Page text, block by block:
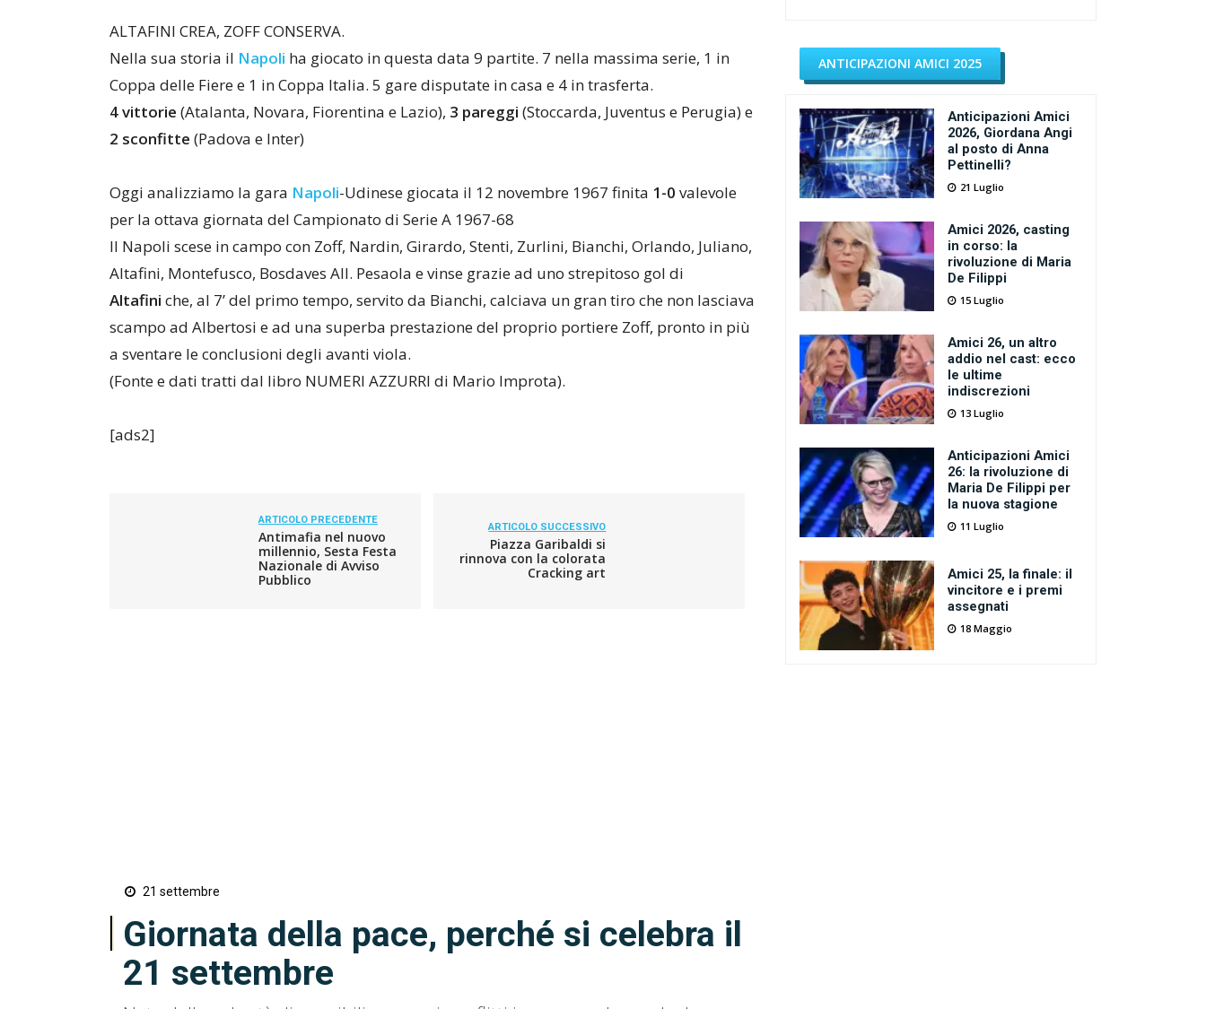
ALTAFINI CREA, ZOFF CONSERVA.
Nella sua storia il Napoli ha giocato in questa data 9 partite. 7 nella massima serie, 1 in
Coppa delle Fiere e 1 in Coppa Italia. 5 gare disputate in casa e 4 in trasferta.
4 vittorie (Atalanta, Novara, Fiorentina e Lazio), 3 pareggi (Stoccarda, Juventus e Perugia) e
2 sconfitte (Padova e Inter)
Oggi analizziamo la gara Napoli-Udinese giocata il 12 novembre 1967 finita 1-0 valevole
per la ottava giornata del Campionato di Serie A 1967-68
Il Napoli scese in campo con Zoff, Nardin, Girardo, Stenti, Zurlini, Bianchi, Orlando, Juliano,
Altafini, Montefusco, Bosdaves All. Pesaola e vinse grazie ad uno strepitoso gol di
Altafini che, al 7’ del primo tempo, servito da Bianchi, calciava un gran tiro che non lasciava
scampo ad Albertosi e ad una superba prestazione del proprio portiere Zoff, pronto in più
a sventare le conclusioni degli avanti viola.
(Fonte e dati tratti dal libro NUMERI AZZURRI di Mario Improta).
[ads2]
ARTICOLO PRECEDENTE
Antimafia nel nuovo
millennio, Sesta Festa
Nazionale di Avviso
Pubblico
ARTICOLO SUCCESSIVO
Piazza Garibaldi si
rinnova con la colorata
Cracking art
21 settembre
Giornata della pace, perché si celebra il
21 settembre
ANTICIPAZIONI AMICI 2025
Anticipazioni Amici
2026, Giordana Angi
al posto di Anna
Pettinelli?
21 Luglio
Amici 2026, casting
in corso: la
rivoluzione di Maria
De Filippi
15 Luglio
Amici 26, un altro
addio nel cast: ecco
le ultime
indiscrezioni
13 Luglio
Anticipazioni Amici
26: la rivoluzione di
Maria De Filippi per
la nuova stagione
11 Luglio
Amici 25, la finale: il
vincitore e i premi
assegnati
18 Maggio